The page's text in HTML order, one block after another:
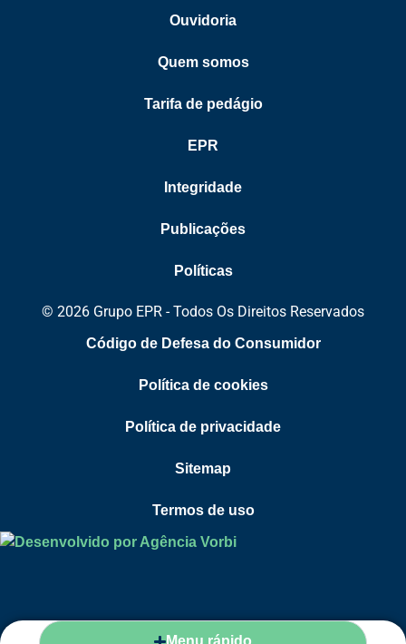
Ouvidoria
Quem somos
Tarifa de pedágio
EPR
Integridade
Publicações
Políticas
© 2026 Grupo EPR - Todos Os Direitos Reservados
Código de Defesa do Consumidor
Política de cookies
Política de privacidade
Sitemap
Termos de uso
Menu rápido